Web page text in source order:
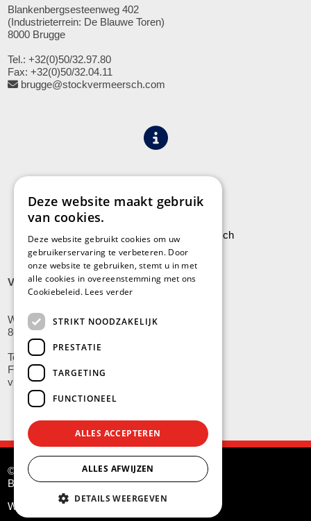
Blankenbergsesteenweg 402
(Industrieterrein: De Blauwe Toren)
8000 Brugge
Tel.: +32(0)50/32.97.80
Fax: +32(0)50/32.04.11
brugge@stockvermeersch.com
Leveringen aan Stock Vermeersch
VLADSLO
Wijnendalestraat 200
8600 Vladslo - Diksmuide
Tel: +32(0)51/59.10.00
Fax: +32(0)51/58.21.99
vladslo@stockvermeersch.com
© Stock Américain Vermeersch
BE 0415.341.132
Website byG.O.A.T.
Deze website maakt gebruik
van cookies.
Deze website gebruikt cookies om uw
gebruikerservaring te verbeteren. Door
onze website te gebruiken, stemt u in met
alle cookies in overeenstemming met ons
Cookiebeleid. Lees verder
STRIKT NOODZAKELIJK
PRESTATIE
TARGETING
FUNCTIONEEL
ALLES ACCEPTEREN
ALLES AFWIJZEN
DETAILS WEERGEVEN